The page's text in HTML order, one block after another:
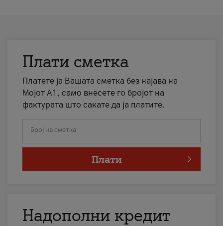
Плати сметка
Платете ја Вашата сметка без најава на
Мојот А1, само внесете го бројот на
фактурата што сакате да ја платите.
Број на сметка
Плати
Надополни кредит